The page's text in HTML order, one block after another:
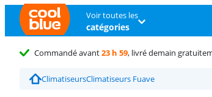
Voir toutes les
catégories
Commandé avant23 h 59, livré demain
ClimatiseursClimatiseurs Fuave